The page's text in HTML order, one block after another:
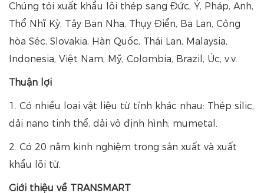
Chúng tôi xuất khẩu lõi thép sang Đức, Ý, Pháp, Anh,
Thổ Nhĩ Kỳ, Tây Ban Nha, Thụy Điển, Ba Lan, Cộng
hòa Séc, Slovakia, Hàn Quốc, Thái Lan, Malaysia,
Indonesia, Việt Nam, Mỹ, Colombia, Brazil, Úc, v.v.
Thuận lợi
1. Có nhiều loại vật liệu từ tính khác nhau: Thép silic,
dải nano tinh thể, dải vô định hình, mumetal.
2. Có 20 năm kinh nghiệm trong sản xuất và xuất
khẩu lõi từ.
Giới thiệu về TRANSMART